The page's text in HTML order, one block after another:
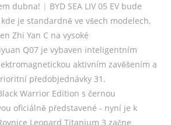
dubna! | BYD SEA LIV 05 EV bude
je standardně ve všech modelech,
Zhi Yan C na vysoké
Q07 je vybaven inteligentním
aktivním zavěšením a
předobjednávky 31.
Warrior Edition s černou
oficiálně představené - nyní je k
Leopard Titanium 3 začne